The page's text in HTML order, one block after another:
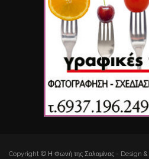
Copyright © Η Φωνή της Σαλαμίνας - Design